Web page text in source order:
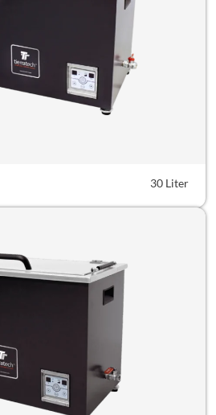
30 Liter